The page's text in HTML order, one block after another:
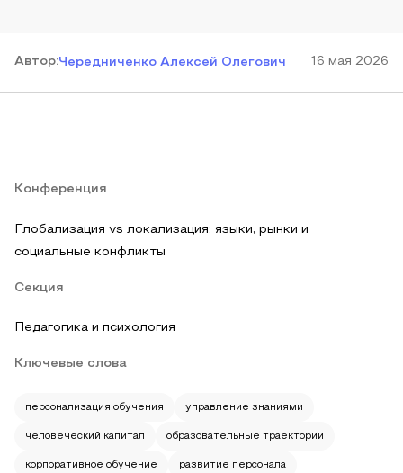
Автор:Чередниченко Алексей Олегович 16 мая 2026
Конференция
Глобализация vs локализация: языки, рынки и
социальные конфликты
Секция
Педагогика и психология
Ключевые слова
персонализация обучения управление знаниями
человеческий капитал образовательные траектории
корпоративное обучение развитие персонала